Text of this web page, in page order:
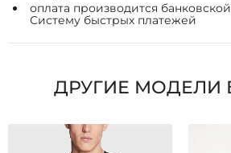
оплата производится
Систему быстрых платежей
ДРУГИЕ МОДЕЛИ